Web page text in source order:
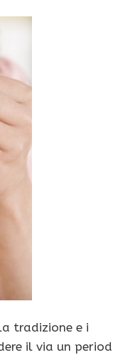
tradizione e i
il via un